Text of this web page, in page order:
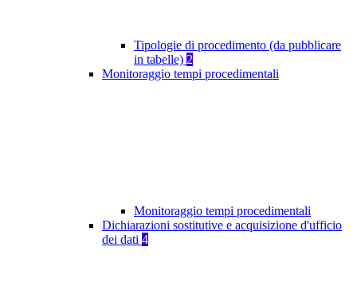
Tipologie di procedimento (da pubblicare
in tabelle) 2
Monitoraggio tempi procedimentali
Monitoraggio tempi procedimentali
Dichiarazioni sostitutive e acquisizione d'ufficio
dei dati 4